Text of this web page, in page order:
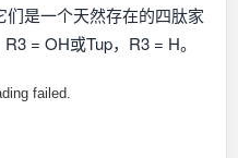
是一个天然存在的四肽家
= OH或Tup，R3 = H。